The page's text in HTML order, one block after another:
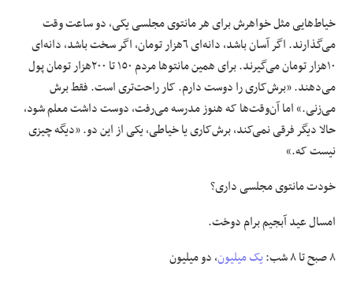
خیاط‌هایی مثل خواهرش برای هر مانتوی مجلسی یکی، دو ساعت وقت
می‌گذارند. اگر آسان باشد، دانه‌ای ٦‌هزار تومان، اگر سخت باشد، دانه‌ای
١٠‌هزار تومان می‌گیرند. برای همین مانتوها مردم ١٥٠ تا ٢٠٠‌هزار تومان پول
می‌دهند. «برش‌کاری را دوست دارم. کار راحت‌تری است. فقط برش
می‌زنی.» اما آن‌وقت‌ها که هنوز مدرسه می‌رفت، دوست داشت معلم شود،
حالا دیگر فرقی نمی‌کند، برش‌کاری یا خیاطی، یکی از این دو. «دیگه چیزی
نیست که.»
خودت مانتوی مجلسی داری؟
امسال عید آبجیم برام دوخت.
٨ صبح تا ٨ شب:
یک میلیون، دو میلیون